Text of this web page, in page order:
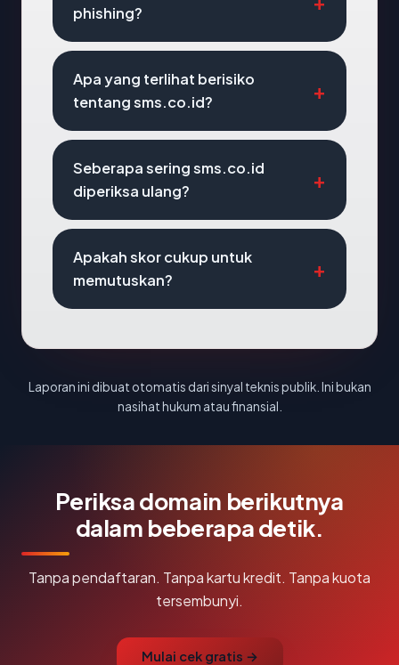
phishing?
Apa yang terlihat berisiko
tentang sms.co.id?
Seberapa sering sms.co.id
diperiksa ulang?
Apakah skor cukup untuk
memutuskan?
Laporan ini dibuat otomatis dari sinyal teknis publik. Ini bukan
nasihat hukum atau finansial.
Periksa domain berikutnya
dalam beberapa detik.
Tanpa pendaftaran. Tanpa kartu kredit. Tanpa kuota
tersembunyi.
Mulai cek gratis →